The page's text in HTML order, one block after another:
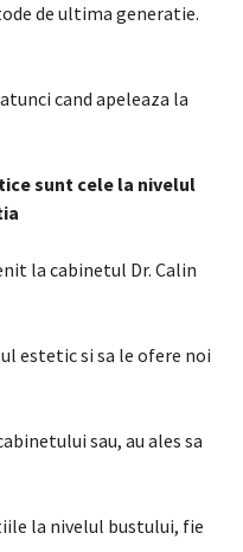
de ultima generatie.
cand apeleaza la
sunt cele la nivelul
la cabinetul Dr. Calin
estetic si sa le ofere noi
sau, au ales sa
la nivelul bustului, fie